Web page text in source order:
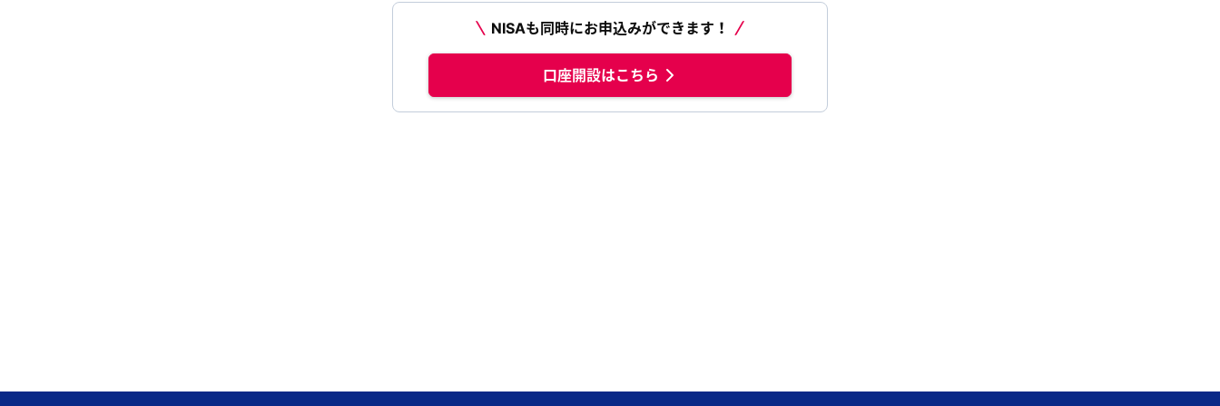
NISAも同時にお申込みができます！
口座開設はこちら